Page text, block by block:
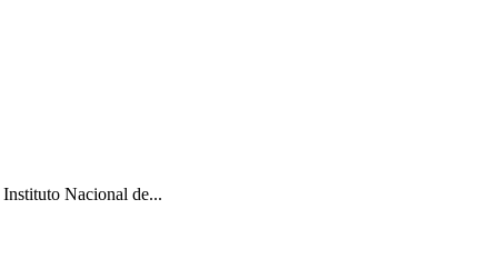
Instituto Nacional de...